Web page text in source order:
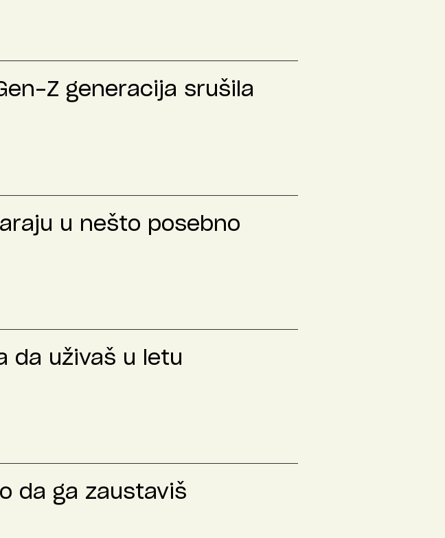
Z generacija srušila
u nešto posebno
da uživaš u letu
da ga zaustaviš